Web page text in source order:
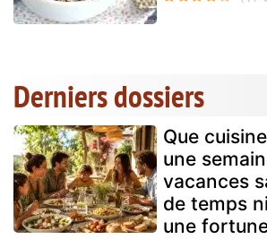
Derniers dossiers
Que
une
vacances
de temps
une